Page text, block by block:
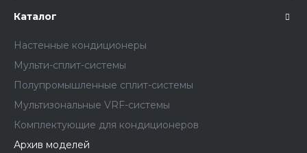
Каталог
Настенные кондиционеры
Мульти-сплит-системы
Полупромышленные сплит-системы
Мультизональные VRF-системы
Комплектующие для кондиционеров
Архив моделей